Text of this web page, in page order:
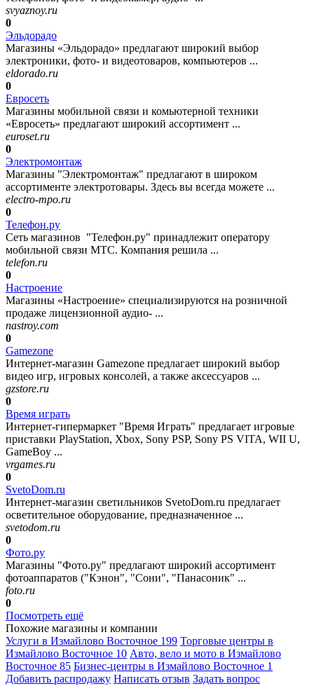
svyaznoy.ru
0
Эльдорадо
Магазины «Эльдорадо» предлагают широкий выбор
электроники, фото- и видеотоваров, компьютеров ...
eldorado.ru
0
Евросеть
Магазины мобильной связи и комьютерной техники
«Евросеть» предлагают широкий ассортимент ...
euroset.ru
0
Электромонтаж
Магазины "Электромонтаж" предлагают в широком
ассортименте электротовары. Здесь вы всегда можете ...
electro-mpo.ru
0
Телефон.ру
Сеть магазинов "Телефон.ру" принадлежит оператору
мобильной связи МТС. Компания решила ...
telefon.ru
0
Настроение
Магазины «Настроение» специализируются на розничной
продаже лицензионной аудио- ...
nastroy.com
0
Gamezone
Интернет-магазин Gamezone предлагает широкий выбор
видео игр, игровых консолей, а также аксессуаров ...
gzstore.ru
0
Время играть
Интернет-гипермаркет "Время Играть" предлагает игровые
приставки PlayStation, Xbox, Sony PSP, Sony PS VITA, WII U,
GameBoy ...
vrgames.ru
0
SvetoDom.ru
Интернет-магазин светильников SvetoDom.ru предлагает
осветительное оборудование, предназначенное ...
svetodom.ru
0
Фото.ру
Магазины "Фото.ру" предлагают широкий ассортимент
фотоаппаратов ("Кэнон", "Сони", "Панасоник" ...
foto.ru
0
Посмотреть ещё
Похожие магазины и компании
Услуги в Измайлово Восточное 199 Торговые центры в
Измайлово Восточное 10 Авто, вело и мото в Измайлово
Восточное 85 Бизнес-центры в Измайлово Восточное 1
Добавить раcпродажу Написать отзыв Задать вопрос